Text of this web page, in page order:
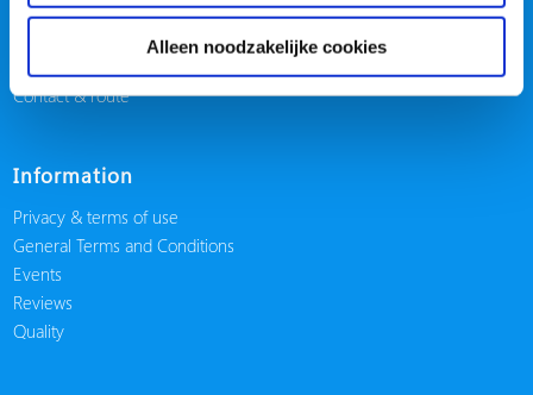
Alleen noodzakelijke cookies
Organisation
Contact & route
Information
Privacy & terms of use
General Terms and Conditions
Events
Reviews
Quality